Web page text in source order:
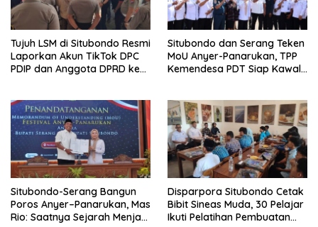
Tujuh LSM di Situbondo Resmi
Laporkan Akun TikTok DPC
PDIP dan Anggota DPRD ke
Situbondo dan Serang Teken
MoU Anyer-Panarukan, TPP
Kemendesa PDT Siap Kawal
Situbondo-Serang Bangun
Poros Anyer–Panarukan, Mas
Rio: Saatnya Sejarah Menjadi
Disparpora Situbondo Cetak
Bibit Sineas Muda, 30 Pelajar
Ikuti Pelatihan Pembuatan